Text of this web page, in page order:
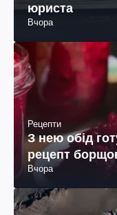
юриста
Вчора
Рецепти
З нею обід
рецепт
Вчора